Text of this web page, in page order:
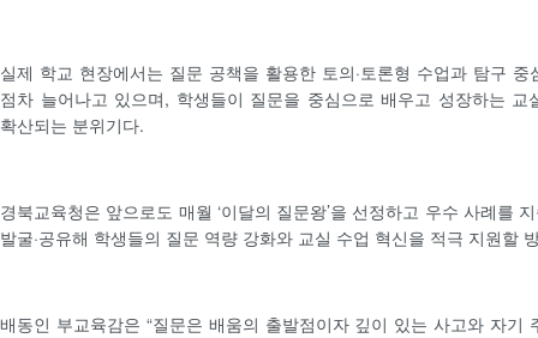
실제 학교 현장에서는 질문 공책을 활용한 토의·토론형 수업과 탐구 중
점차 늘어나고 있으며, 학생들이 질문을 중심으로 배우고 성장하는 교
확산되는 분위기다.
경북교육청은 앞으로도 매월 ‘이달의 질문왕’을 선정하고 우수 사례를
발굴·공유해 학생들의 질문 역량 강화와 교실 수업 혁신을 적극 지원할
배동인 부교육감은 “질문은 배움의 출발점이자 깊이 있는 사고와 자기